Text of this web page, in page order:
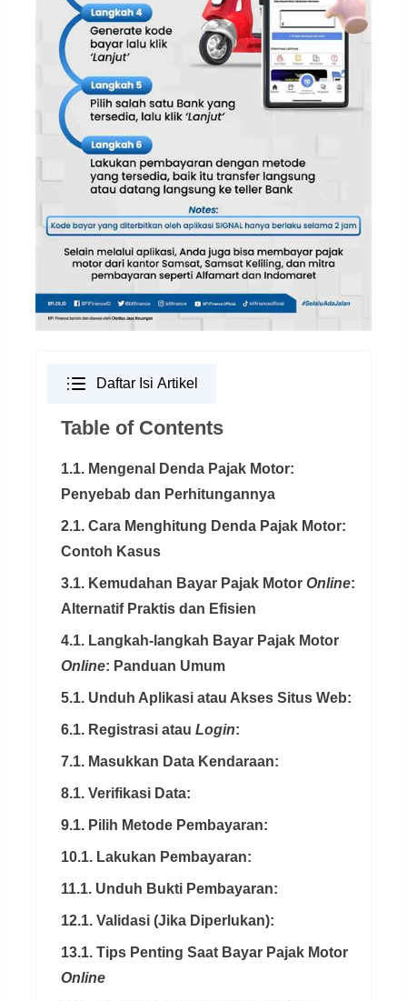
Daftar Isi Artikel
Table of Contents
1.1. Mengenal Denda Pajak Motor:
Penyebab dan Perhitungannya
2.1. Cara Menghitung Denda Pajak Motor:
Contoh Kasus
3.1. Kemudahan Bayar Pajak Motor Online:
Alternatif Praktis dan Efisien
4.1. Langkah-langkah Bayar Pajak Motor
Online: Panduan Umum
5.1. Unduh Aplikasi atau Akses Situs Web:
6.1. Registrasi atau Login:
7.1. Masukkan Data Kendaraan:
8.1. Verifikasi Data:
9.1. Pilih Metode Pembayaran:
10.1. Lakukan Pembayaran:
11.1. Unduh Bukti Pembayaran:
12.1. Validasi (Jika Diperlukan):
13.1. Tips Penting Saat Bayar Pajak Motor
Online